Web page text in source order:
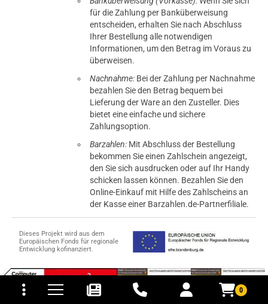
0
und Versandkosten
für die Zahlung per Banküberweisung
entscheiden, erhalten Sie nach Abschluss
Ihrer Bestellung alle notwendigen
Informationen, um den Betrag im Voraus zu
überweisen.
Nachnahme: Bei der Zahlung per Nachnahme
bezahlen Sie den Betrag bequem bei
Lieferung der Ware an den Zusteller. Dies
bietet eine einfache und sichere
Zahlungsoption.
Barzahlen: Mit Abschluss der Bestellung
bekommen Sie einen Zahlschein angezeigt,
den Sie sich ausdrucken oder auf Ihr Handy
schicken lassen können. Bezahlen Sie den
Online-Einkauf mit Hilfe des Zahlscheins an
der Kasse einer Barzahlen.de-Partnerfiliale.
Dieses Projekt wird aus dem
Europäischen Fonds für regionale
Entwicklung kofinanziert.